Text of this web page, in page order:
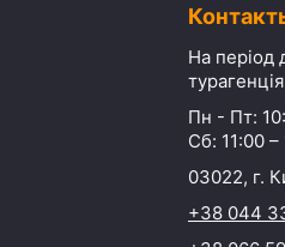
На період
Пн - Пт:
Сб: 11:00 –
03022, г.
+38 044